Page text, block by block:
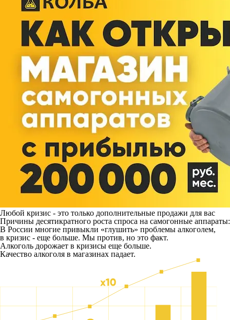
Любой кризис - это только дополнительные продажи для вас
Причины десятикратного роста спроса на самогонные аппараты:
В России многие привыкли «глушить» проблемы алкоголем,
в кризис - еще больше. Мы против, но это факт.
Алкоголь дорожает в кризисы еще больше.
Качество алкоголя в магазинах падает.